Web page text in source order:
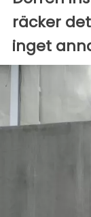
räcker
inget